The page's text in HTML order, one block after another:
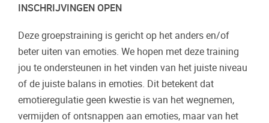
INSCHRIJVINGEN OPEN
Deze groepstraining is gericht op het anders en/of
beter uiten van emoties. We hopen met deze training
jou te ondersteunen in het vinden van het juiste niveau
of de juiste balans in emoties. Dit betekent dat
emotieregulatie geen kwestie is van het wegnemen,
vermijden of ontsnappen aan emoties, maar van het